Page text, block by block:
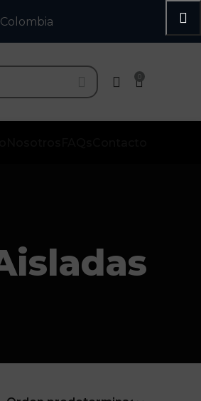
0